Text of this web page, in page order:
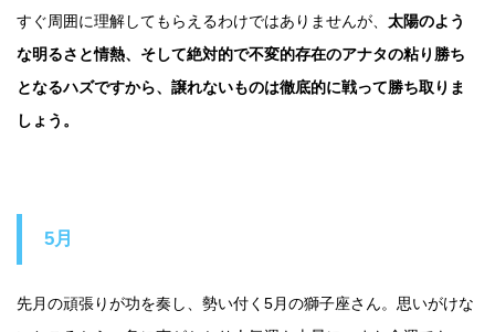
すぐ周囲に理解してもらえるわけではありませんが、 太陽のよう
な明るさと情熱、そして絶対的で不変的存在のアナタの粘り勝ち
となるハズですから、譲れないものは徹底的に戦って勝ち取りま
しょう。
5月
先月の頑張りが功を奏し、勢い付く5月の獅子座さん。思いがけな